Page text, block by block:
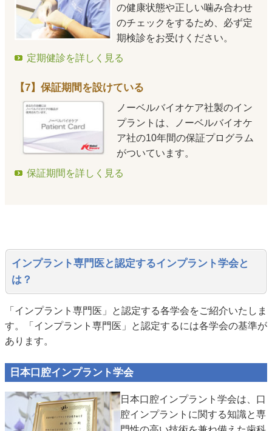
の健康状態や正しい噛み合わせ
のチェックをするため、必ず定
期検診をお受けください。
定期健診を詳しく見る
【7】保証期間を設けている
ノーベルバイオケア社製のイン
プラントは、ノーベルバイオケ
ア社の10年間の保証プログラム
がついています。
保証期間を詳しく見る
インプラント専門医と認定するインプラント学会と
は？
「インプラント専門医」と認定する各学会をご紹介いたしま
す。「インプラント専門医」と認定するには各学会の基準が
あります。
日本口腔インプラント学会
日本口腔インプラント学会は、口
腔インプラントに関する知識と専